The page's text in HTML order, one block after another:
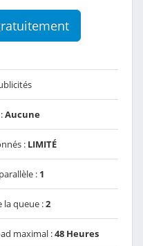
Aucune
: LIMITÉ
: 1
la queue :2
maximal :48 Heures